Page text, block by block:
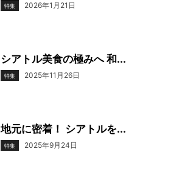
特集 2026年1月21日
シアトル美食の極みへ 和...
特集 2025年11月26日
地元に密着！ シアトルを...
特集 2025年9月24日